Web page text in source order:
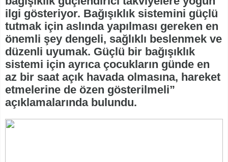
ilgi gösteriyor. Bağışıklık sistemini güçlü
tutmak için aslında yapılması gereken en
önemli şey dengeli, sağlıklı beslenmek ve
düzenli uyumak. Güçlü bir bağışıklık
sistemi için ayrıca çocukların günde en
az bir saat açık havada olmasına, hareket
etmelerine de özen gösterilmeli”
açıklamalarında bulundu.